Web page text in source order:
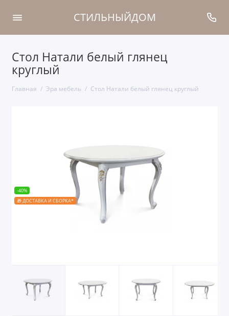
СТИЛЬНЫЙДОМ
Стол Натали белый глянец
круглый
Главная Эра мебель Стол Натали белый глянец круглый
-40%
🎁 ДОСТАВКА И СБОРКА*